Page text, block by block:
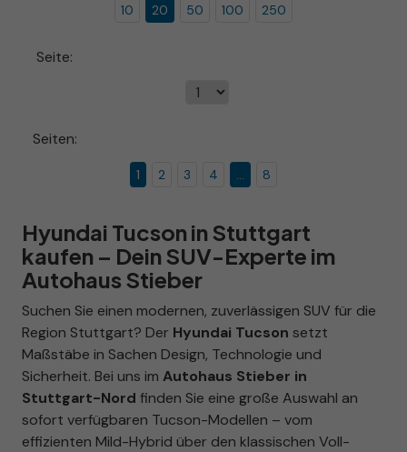
10 20 50 100 250
Seite:
Seiten:
1 2 3 4 ... 8
Hyundai Tucson in Stuttgart
kaufen – Dein SUV-Experte im
Autohaus Stieber
Suchen Sie einen modernen, zuverlässigen SUV für die
Region Stuttgart? Der Hyundai Tucson setzt
Maßstäbe in Sachen Design, Technologie und
Sicherheit. Bei uns im Autohaus Stieber in
Stuttgart-Nord finden Sie eine große Auswahl an
sofort verfügbaren Tucson-Modellen – vom
effizienten Mild-Hybrid über den klassischen Voll-